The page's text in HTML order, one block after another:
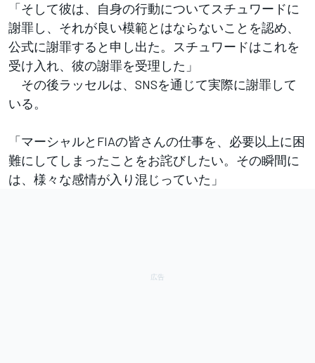
「そして彼は、自身の行動についてスチュワードに
謝罪し、それが良い模範とはならないことを認め、
公式に謝罪すると申し出た。スチュワードはこれを
受け入れ、彼の謝罪を受理した」
その後ラッセルは、SNSを通じて実際に謝罪して
いる。
「マーシャルとFIAの皆さんの仕事を、必要以上に困
難にしてしまったことをお詫びしたい。その瞬間に
は、様々な感情が入り混じっていた」